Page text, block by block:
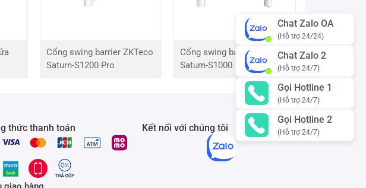
Cổng swing barrier ZKTeco
Saturn-S1200 Pro
Cổng swing barrier ZKTeco
Saturn-S1000 Pro
thức thanh toán Kết nối với chúng tôi
Chat Zalo OA
(Hỗ trợ 24/24)
Chat Zalo 2
(Hỗ trợ 24/7)
Gọi Hotline 1
(Hỗ trợ 24/7)
Gọi Hotline 2
(Hỗ trợ 24/7)